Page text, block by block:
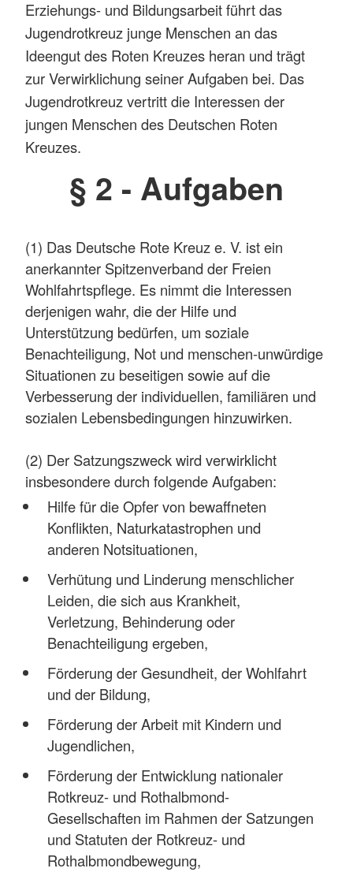
Erziehungs- und Bildungsarbeit führt das
Jugendrotkreuz junge Menschen an das
Ideengut des Roten Kreuzes heran und trägt
zur Verwirklichung seiner Aufgaben bei. Das
Jugendrotkreuz vertritt die Interessen der
jungen Menschen des Deutschen Roten
Kreuzes.
§ 2 - Aufgaben
(1) Das Deutsche Rote Kreuz e. V. ist ein
anerkannter Spitzenverband der Freien
Wohlfahrtspflege. Es nimmt die Interessen
derjenigen wahr, die der Hilfe und
Unterstützung bedürfen, um soziale
Benachteiligung, Not und menschen-unwürdige
Situationen zu beseitigen sowie auf die
Verbesserung der individuellen, familiären und
sozialen Lebensbedingungen hinzuwirken.
(2) Der Satzungszweck wird verwirklicht
insbesondere durch folgende Aufgaben:
Hilfe für die Opfer von bewaffneten
Konflikten, Naturkatastrophen und
anderen Notsituationen,
Verhütung und Linderung menschlicher
Leiden, die sich aus Krankheit,
Verletzung, Behinderung oder
Benachteiligung ergeben,
Förderung der Gesundheit, der Wohlfahrt
und der Bildung,
Förderung der Arbeit mit Kindern und
Jugendlichen,
Förderung der Entwicklung nationaler
Rotkreuz- und Rothalbmond-
Gesellschaften im Rahmen der Satzungen
und Statuten der Rotkreuz- und
Rothalbmondbewegung,